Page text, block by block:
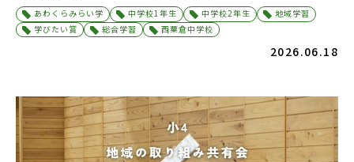
あわくらみらい学 中学校1年生 中学校2年生
地域学習
学びたい賞
総合学習 西粟倉中学校
2026.06.18